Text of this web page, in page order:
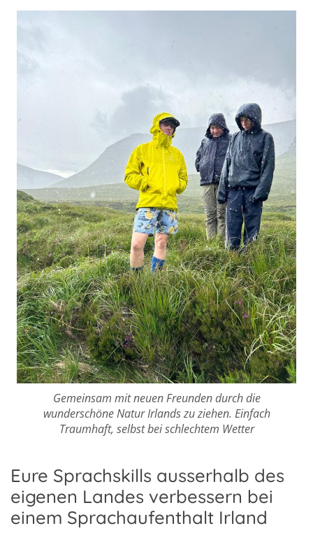
Gemeinsam mit neuen Freunden durch die
wunderschöne Natur Irlands zu ziehen. Einfach
Traumhaft, selbst bei schlechtem Wetter
Eure Sprachskills ausserhalb des
eigenen Landes verbessern bei
einem Sprachaufenthalt Irland